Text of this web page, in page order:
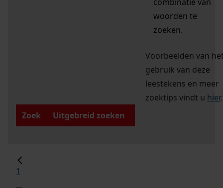
woorden te
zoeken.
Voorbeelden van
gebruik van deze
leestekens en meer
zoektips vindt u hier.
Zoek
Uitgebreid zoeken
1
...